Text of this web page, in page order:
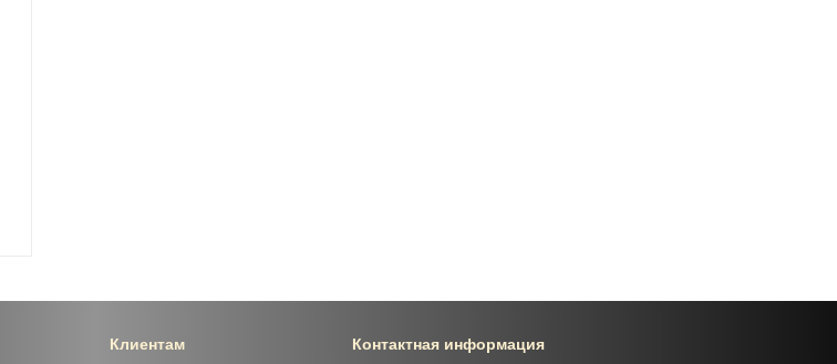
Клиентам Контактная информация